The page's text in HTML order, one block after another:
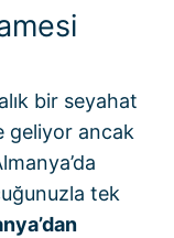
bir seyahat
geliyor ancak
tek